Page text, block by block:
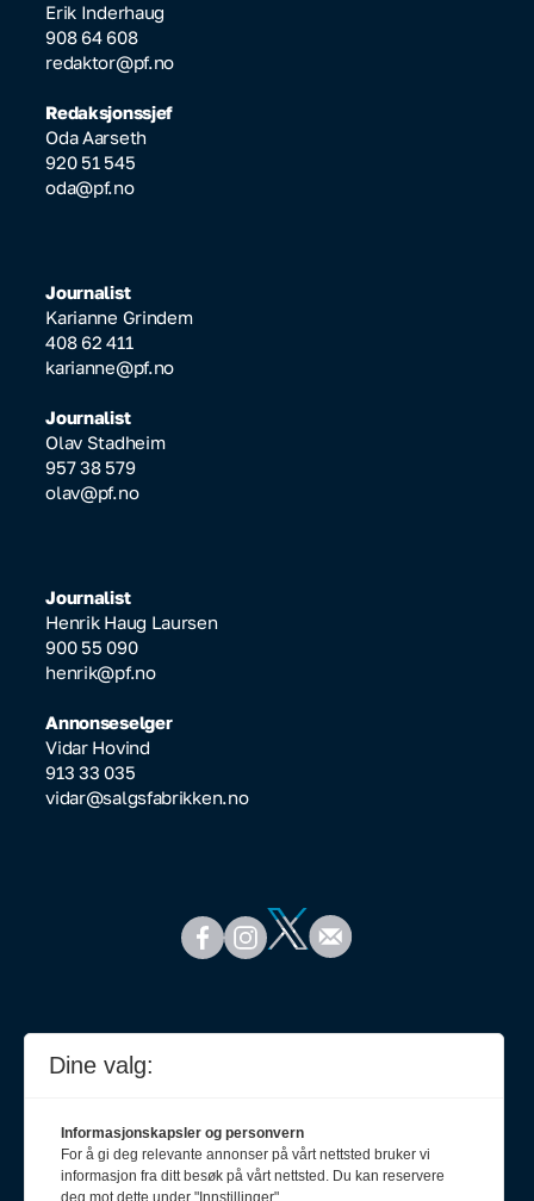
Erik Inderhaug
908 64 608
redaktor@pf.no
Redaksjonssjef
Oda Aarseth
920 51 545
oda@pf.no
Journalist
Karianne Grindem
408 62 411
karianne@pf.no
Journalist
Olav Stadheim
957 38 579
olav@pf.no
Journalist
Henrik Haug Laursen
900 55 090
henrik@pf.no
Annonseselger
Vidar Hovind
913 33 035
vidar@salgsfabrikken.no
Dine valg:
Informasjonskapsler og personvern
For å gi deg relevante annonser på vårt nettsted bruker vi
informasjon fra ditt besøk på vårt nettsted. Du kan reservere
deg mot dette under "Innstillinger".